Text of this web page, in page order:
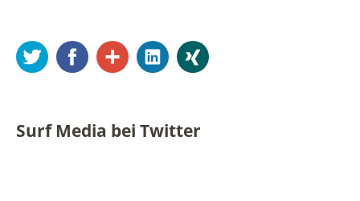
Twitter FacebookGoogle+LinkedIn
Surf Media bei Twitter